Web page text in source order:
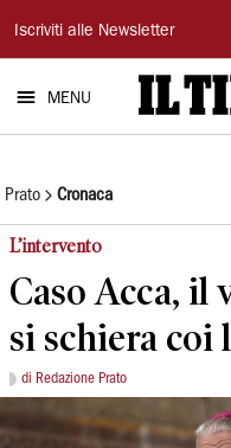
Il
Tirreno
Iscriviti alle Newsletter
MENU
Prato Cronaca
L’intervento
Caso Acca, il
si schiera coi
di Redazione Prato